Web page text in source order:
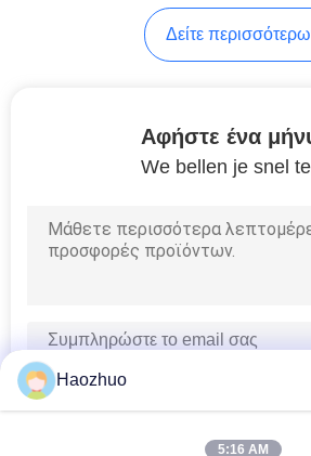
Δείτε
Αφήστε ένα
We bellen je snel
Haozhuo
5:16 AM